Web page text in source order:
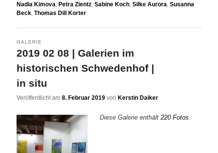
Nadia Kimova ,Petra Zientz ,Sabine Koch ,Silke Aurora ,Susanna
Beck ,Thomas Dill Korter
2019 02 08 | Galerien im
historischen Schwedenhof |
in situ
GALERIE
Veröffentlicht am8. Februar 2019 von Kerstin Daiker
Diese Galerie enthält220 Fotos.